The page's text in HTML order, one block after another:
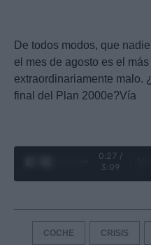
De todos modos, que
el mes de agosto es el
extraordinariamente malo.
final del Plan 2000e?Vía
0:28 /
3:09
COCHE CRISIS